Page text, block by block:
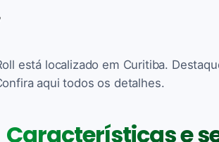
está localizado em Curitiba.
aqui todos os detalhes.
Características e